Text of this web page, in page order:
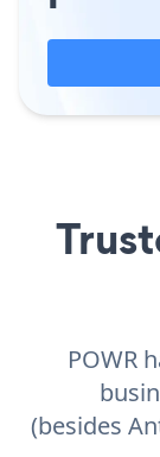
POWR
(besides